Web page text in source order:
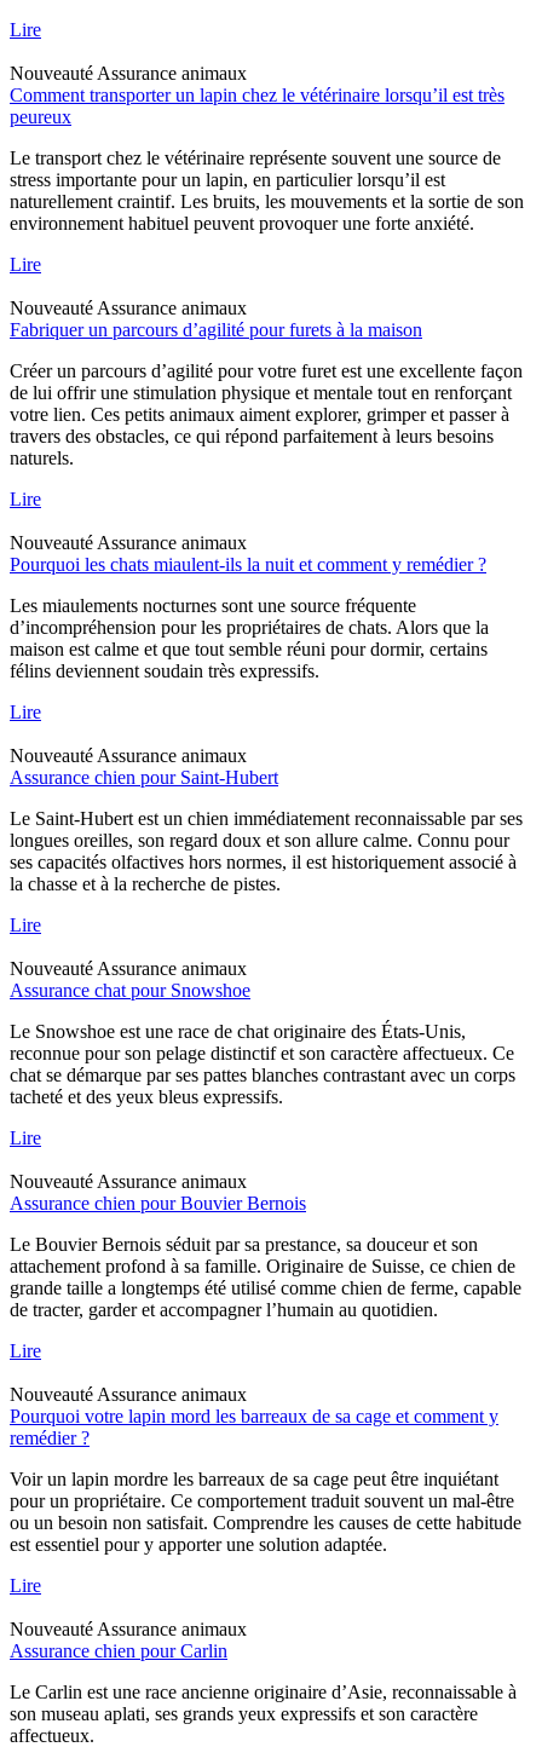
Lire
Nouveauté Assurance animaux
Comment transporter un lapin chez le vétérinaire lorsqu’il est très
peureux
Le transport chez le vétérinaire représente souvent une source de
stress importante pour un lapin, en particulier lorsqu’il est
naturellement craintif. Les bruits, les mouvements et la sortie de son
environnement habituel peuvent provoquer une forte anxiété.
Lire
Nouveauté Assurance animaux
Fabriquer un parcours d’agilité pour furets à la maison
Créer un parcours d’agilité pour votre furet est une excellente façon
de lui offrir une stimulation physique et mentale tout en renforçant
votre lien. Ces petits animaux aiment explorer, grimper et passer à
travers des obstacles, ce qui répond parfaitement à leurs besoins
naturels.
Lire
Nouveauté Assurance animaux
Pourquoi les chats miaulent-ils la nuit et comment y remédier ?
Les miaulements nocturnes sont une source fréquente
d’incompréhension pour les propriétaires de chats. Alors que la
maison est calme et que tout semble réuni pour dormir, certains
félins deviennent soudain très expressifs.
Lire
Nouveauté Assurance animaux
Assurance chien pour Saint-Hubert
Le Saint-Hubert est un chien immédiatement reconnaissable par ses
longues oreilles, son regard doux et son allure calme. Connu pour
ses capacités olfactives hors normes, il est historiquement associé à
la chasse et à la recherche de pistes.
Lire
Nouveauté Assurance animaux
Assurance chat pour Snowshoe
Le Snowshoe est une race de chat originaire des États-Unis,
reconnue pour son pelage distinctif et son caractère affectueux. Ce
chat se démarque par ses pattes blanches contrastant avec un corps
tacheté et des yeux bleus expressifs.
Lire
Nouveauté Assurance animaux
Assurance chien pour Bouvier Bernois
Le Bouvier Bernois séduit par sa prestance, sa douceur et son
attachement profond à sa famille. Originaire de Suisse, ce chien de
grande taille a longtemps été utilisé comme chien de ferme, capable
de tracter, garder et accompagner l’humain au quotidien.
Lire
Nouveauté Assurance animaux
Pourquoi votre lapin mord les barreaux de sa cage et comment y
remédier ?
Voir un lapin mordre les barreaux de sa cage peut être inquiétant
pour un propriétaire. Ce comportement traduit souvent un mal-être
ou un besoin non satisfait. Comprendre les causes de cette habitude
est essentiel pour y apporter une solution adaptée.
Lire
Nouveauté Assurance animaux
Assurance chien pour Carlin
Le Carlin est une race ancienne originaire d’Asie, reconnaissable à
son museau aplati, ses grands yeux expressifs et son caractère
affectueux.